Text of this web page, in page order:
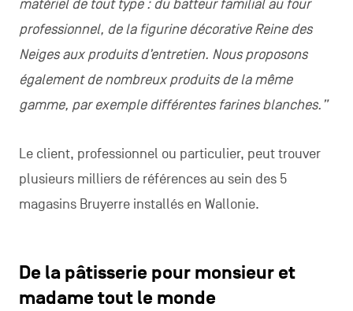
matériel de tout type : du batteur familial au four
professionnel, de la figurine décorative Reine des
Neiges aux produits d’entretien. Nous proposons
également de nombreux produits de la même
gamme, par exemple différentes farines blanches.”
Le client, professionnel ou particulier, peut trouver
plusieurs milliers de références au sein des 5
magasins Bruyerre installés en Wallonie.
De la pâtisserie pour monsieur et
madame tout le monde